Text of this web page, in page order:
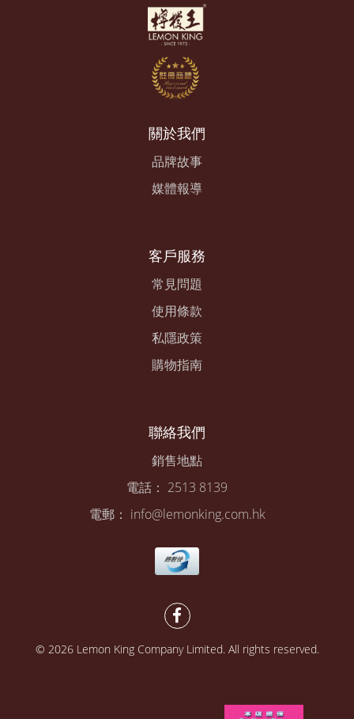
關於我們
品牌故事
媒體報導
客戶服務
常見問題
使用條款
私隱政策
購物指南
聯絡我們
銷售地點
電話： 2513 8139
電郵： info@lemonking.com.hk
© 2026 Lemon King Company Limited. All rights reserved.